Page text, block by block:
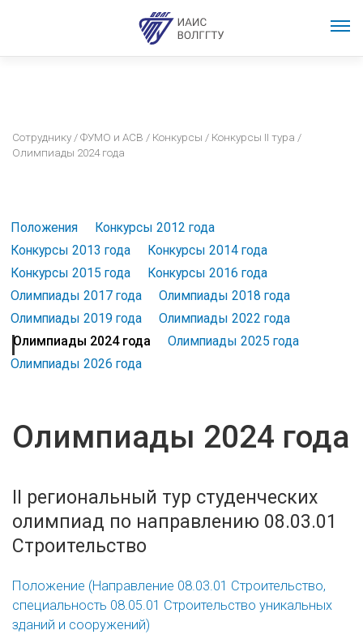
Сотруднику /ФУМО и АСВ / Конкурсы / Конкурсы II тура /
Олимпиады 2024 года
Положения
Конкурсы 2012 года
Конкурсы 2013 года
Конкурсы 2014 года
Конкурсы 2015 года
Конкурсы 2016 года
Олимпиады 2017 года
Олимпиады 2018 года
Олимпиады 2019 года
Олимпиады 2022 года
Олимпиады 2024 года
Олимпиады 2025 года
Олимпиады 2026 года
Олимпиады 2024 года
II региональный тур студенческих
олимпиад по направлению 08.03.01
Строительство
Положение (Направление 08.03.01 Строительство,
специальность 08.05.01 Строительство уникальных
зданий и сооружений)